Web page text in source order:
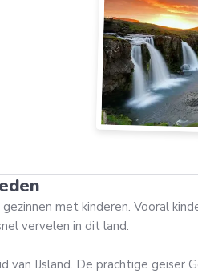
met kinderen. Vooral
vervelen in dit land.
van IJsland. De prachtige geiser